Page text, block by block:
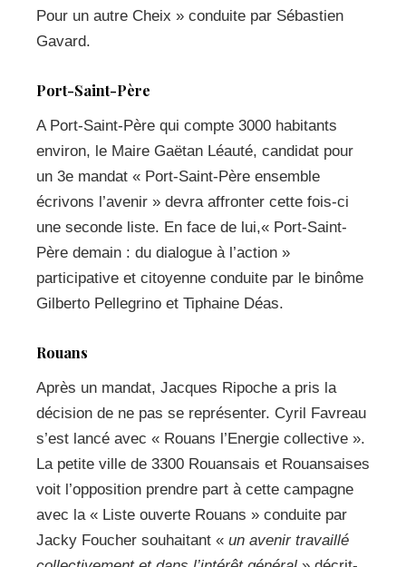
Pour un autre Cheix » conduite par Sébastien
Gavard.
Port-Saint-Père
A Port-Saint-Père qui compte 3000 habitants
environ, le Maire Gaëtan Léauté, candidat pour
un 3e mandat « Port-Saint-Père ensemble
écrivons l’avenir » devra affronter cette fois-ci
une seconde liste. En face de lui,« Port-Saint-
Père demain : du dialogue à l’action »
participative et citoyenne conduite par le binôme
Gilberto Pellegrino et Tiphaine Déas.
Rouans
Après un mandat, Jacques Ripoche a pris la
décision de ne pas se représenter. Cyril Favreau
s’est lancé avec « Rouans l’Energie collective ».
La petite ville de 3300 Rouansais et Rouansaises
voit l’opposition prendre part à cette campagne
avec la « Liste ouverte Rouans » conduite par
Jacky Foucher souhaitant « un avenir travaillé